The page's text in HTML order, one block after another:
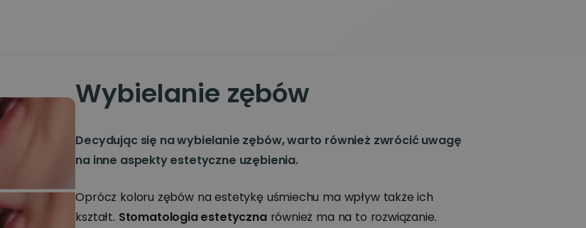
Wybielanie zębów
Decydując się na wybielanie zębów, warto również zwrócić uwagę
na inne aspekty estetyczne uzębienia.
Oprócz koloru zębów na estetykę uśmiechu ma wpływ także ich
kształt. Stomatologia estetycznarównież ma na to rozwiązanie.